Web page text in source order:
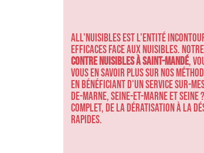
ALL'NUISIBLES est l'entité
efficaces face aux nuisibles.
contre nuisibles à Saint-Mandé,
vous en savoir plus sur nos
en bénéficiant d'un service sur-
de-Marne, Seine-et-Marne et
complet, de la dératisation à la
rapides.